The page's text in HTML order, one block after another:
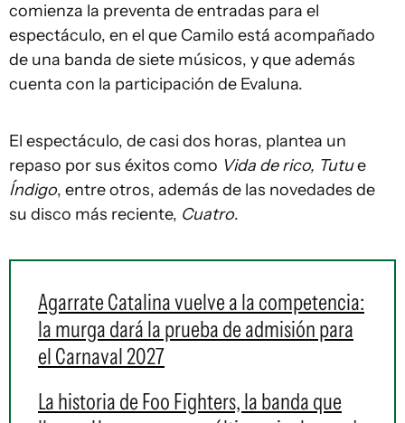
comienza la preventa de entradas para el
espectáculo, en el que Camilo está acompañado
de una banda de siete músicos, y que además
cuenta con la participación de Evaluna.
El espectáculo, de casi dos horas, plantea un
repaso por sus éxitos como Vida de rico, Tutue
Índigo, entre otros, además de las novedades de
su disco más reciente, Cuatro.
Agarrate Catalina vuelve a la competencia:
la murga dará la prueba de admisión para
el Carnaval 2027
La historia de Foo Fighters, la banda que